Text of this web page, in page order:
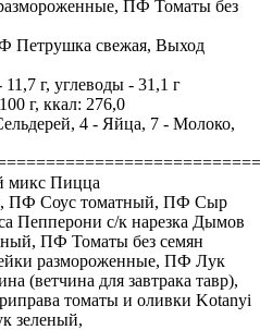
ПФ Томаты без
свежая, Выход
г, углеводы - 31,1 г
г, ккал: 276,0
4 - Яйца, 7 - Молоко,
микс Пицца
ПФ Соус томатный, ПФ Сыр
Пепперони с/к нарезка Дымов
ПФ Томаты без семян
размороженные, ПФ Лук
(ветчина для завтрака тавр),
томаты и оливки Kotanyi
зеленый,